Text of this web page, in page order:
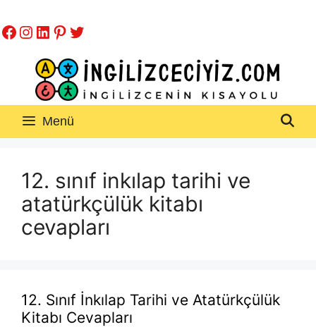
atla
Facebook
Instagram
LinkedIn
Pinterest
Twitter
Menü
12. sınıf inkılap tarihi ve
atatürkçülük kitabı
cevapları
12. Sınıf İnkılap Tarihi ve Atatürkçülük
Kitabı Cevapları